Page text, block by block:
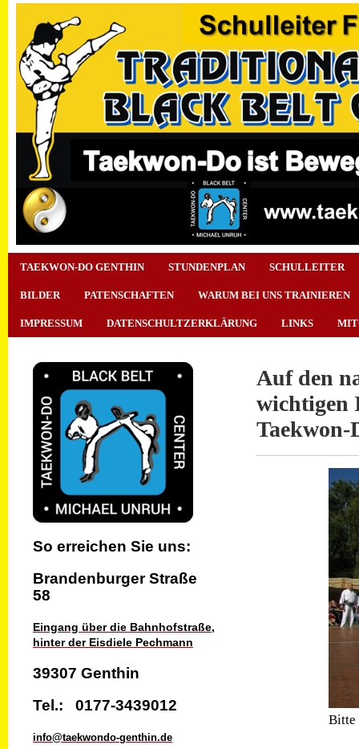
TAEKWON-DO GENTHIN STUNDENPLAN SCHULLEITER
BILDER PATENSCHAFTEN WARUM BEI UNS TRAINIEREN
IMPRESSUM DATENSCHULTZERKLÄRUNG LINKS
So erreichen Sie uns:
BrandenburgerStraße
58
Eingang über die Bahnhofstraße,
hinter der Eisdiele Pechmann
39307 Genthin
Tel.: 0177-3439012
info@taekwondo-genthin.de
Auf den
wichtigen
Taekwon-
Bitte